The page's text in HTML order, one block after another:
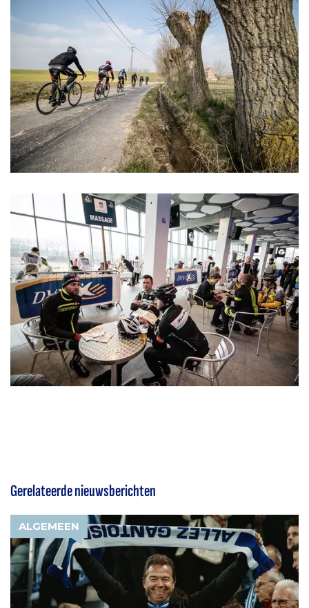
Gerelateerde nieuwsberichten
ALGEMEEN